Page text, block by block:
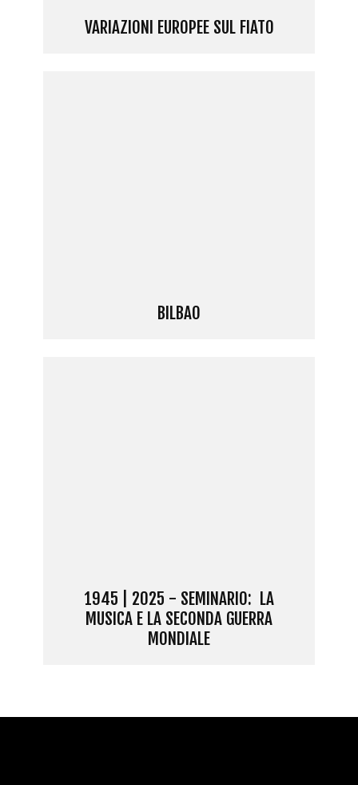
VARIAZIONI EUROPEE SUL FIATO
BILBAO
1945 | 2025 - SEMINARIO: LA
MUSICA E LA SECONDA GUERRA
MONDIALE